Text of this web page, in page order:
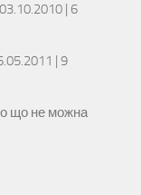
03.10.2010 | 6
| 9
що не можна